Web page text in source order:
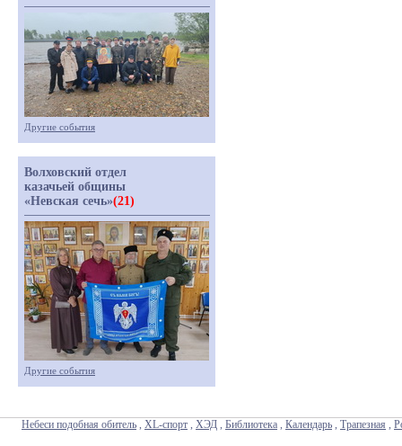
Другие события
Волховский отдел
казачьей общины
«Невская сечь»(21)
Другие события
Небеси подобная обитель , XL-спорт , ХЭД , Библиотека , Календарь , Трапезная ,